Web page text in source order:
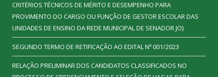
CRITÉRIOS TÉCNICOS DE MÉRITO E DESEMPENHO PARA
PROVIMENTO DO CARGO OU FUNÇÃO DE GESTOR ESCOLAR DAS
UNIDADES DE ENSINO DA REDE MUNICIPAL DE SENADOR JO)
SEGUNDO TERMO DE RETIFICAÇÃO AO EDITAL Nº 001/2023
RELAÇÃO PRELIMINAR DOS CANDIDATOS CLASSIFICADOS NO